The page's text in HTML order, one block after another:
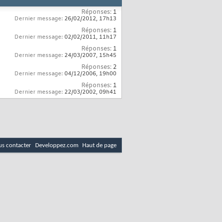
Réponses: 1
Dernier message: 26/02/2012, 17h13
Réponses: 1
Dernier message: 02/02/2011, 11h17
Réponses: 1
Dernier message: 24/03/2007, 15h45
Réponses: 2
Dernier message: 04/12/2006, 19h00
Réponses: 1
Dernier message: 22/03/2002, 09h41
contacter Developpez.com Haut de page